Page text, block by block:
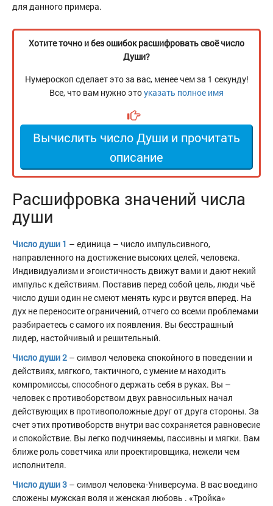
для данного примера.
Хотите точно и без ошибок расшифровать своё число
Души?
Нумероскоп сделает это за вас, менее чем за 1 секунду!
Все, что вам нужно этоуказать полное имя
Вычислить число Души и прочитать
описание
Расшифровка значений числа
души
Число души 1 – единица – число импульсивного,
направленного на достижение высоких целей, человека.
Индивидуализм и эгоистичность движут вами и дают некий
импульс к действиям. Поставив перед собой цель, люди чьё
число души один не смеют менять курс и рвутся вперед. На
дух не переносите ограничений, отчего со всеми проблемами
разбираетесь с самого их появления. Вы бесстрашный
лидер, настойчивый и решительный.
Число души 2 – символ человека спокойного в поведении и
действиях, мягкого, тактичного, с умение м находить
компромиссы, способного держать себя в руках. Вы –
человек с противоборством двух равносильных начал
действующих в противоположные друг от друга стороны. За
счет этих противоборств внутри вас сохраняется равновесие
и спокойствие. Вы легко подчиняемы, пассивны и мягки. Вам
ближе роль советчика или проектировщика, нежели чем
исполнителя.
Число души 3 – символ человека-Универсума. В вас воедино
сложены мужская воля и женская любовь . «Тройка»